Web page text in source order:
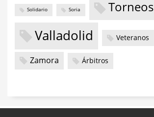
Solidario Soria Torneos
Valladolid Veteranos
Zamora Árbitros